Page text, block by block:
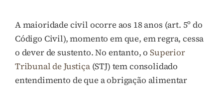
A maioridade civil ocorre aos 18 anos (art. 5º do
Código Civil), momento em que, em regra, cessa
o dever de sustento. No entanto, oSuperior
Tribunal de Justiça(STJ) tem consolidado
entendimento de que a obrigação alimentar